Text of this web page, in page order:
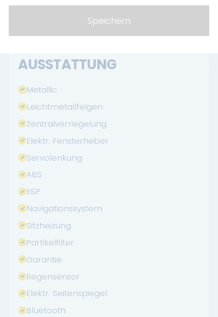
AUSSTATTUNG
Metallic
Leichtmetallfelgen
Zentralverriegelung
Elektr. Fensterheber
Servolenkung
ABS
ESP
Navigationssystem
Sitzheizung
Partikelfilter
Garantie
Regensensor
Elektr. Seitenspiegel
Bluetooth
Speichern